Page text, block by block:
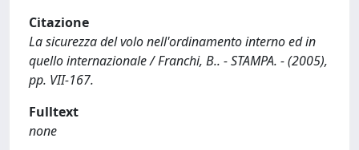
Citazione
La sicurezza del volo nell'ordinamento interno ed in
quello internazionale / Franchi, B.. - STAMPA. - (2005),
pp. VII-167.
Fulltext
none